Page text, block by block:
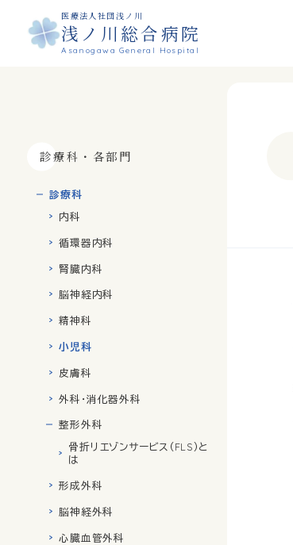
医療法人社団浅ノ川
浅ノ川総合病院
Asanogawa General Hospital
診療科・各部門
診療科
内科
循環器内科
腎臓内科
脳神経内科
精神科
小児科
皮膚科
外科・消化器外科
整形外科
骨折リエゾンサービス（FLS）と
は
形成外科
脳神経外科
心臓血管外科